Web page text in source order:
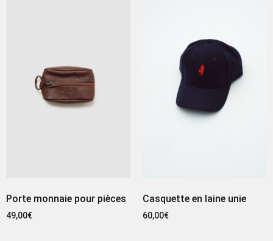
Porte monnaie pour pièces
49,00€
Casquette en laine unie
60,00€